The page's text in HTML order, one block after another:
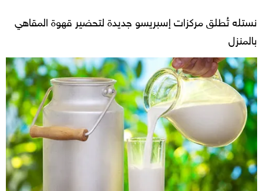
نستله تُطلق مركزات إسبريسو جديدة لتحضير قهوة المقاهي
بالمنزل